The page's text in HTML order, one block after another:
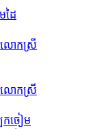
ដៃ
ោកស្រី
ោកស្រី
កចៀម